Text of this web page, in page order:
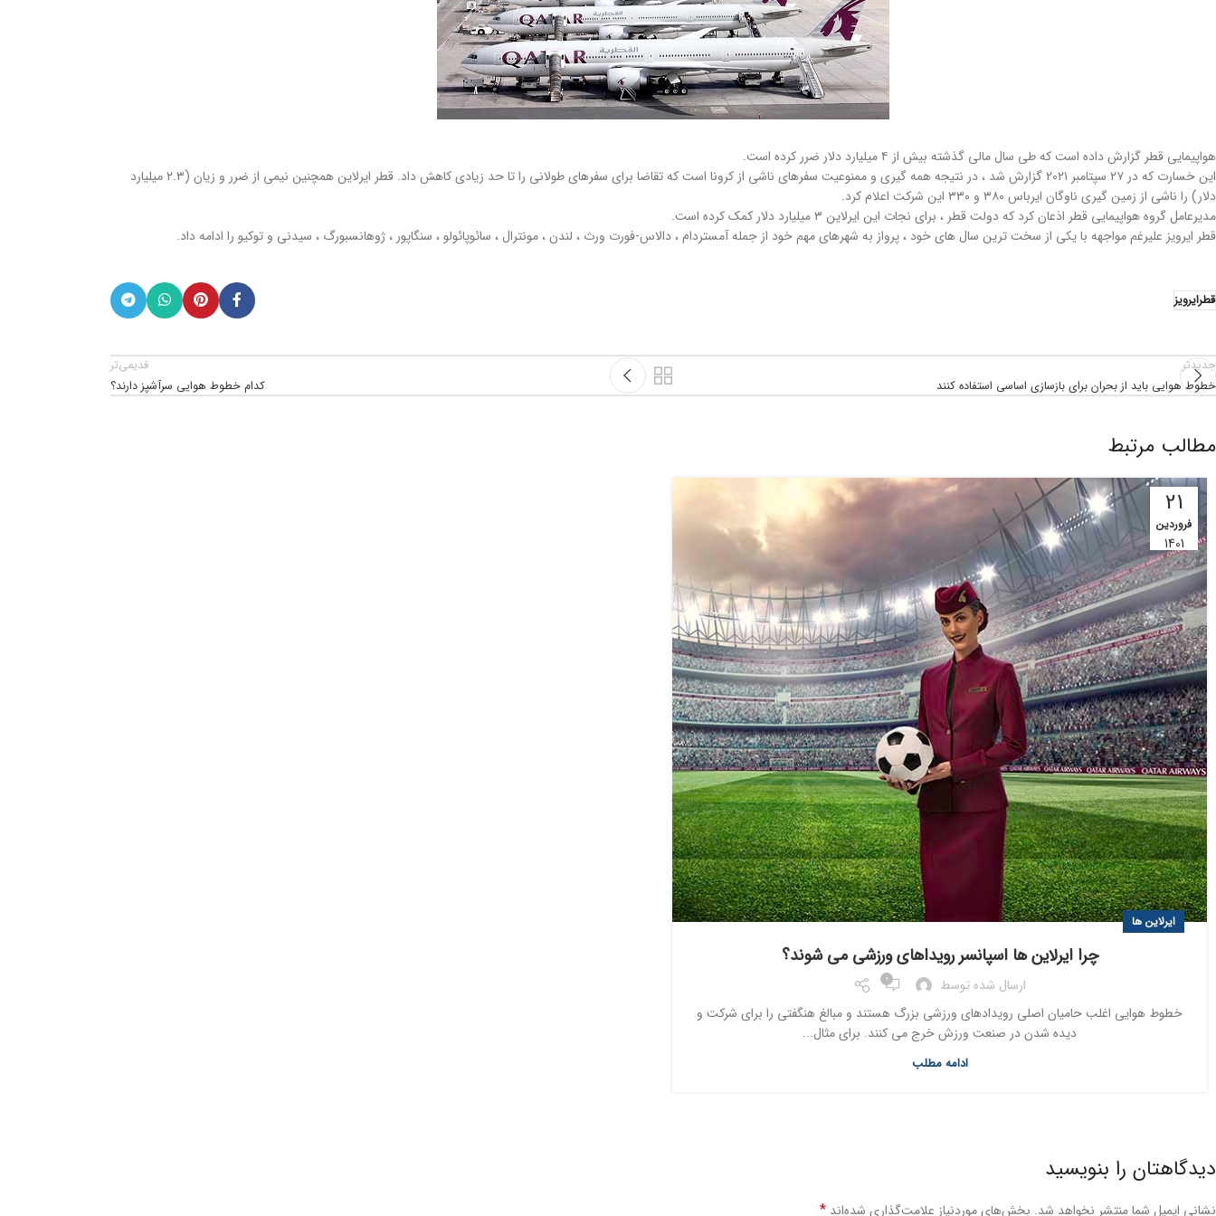
هواپیمایی قطر گزارش داده است که طی سال مالی گذشته بیش از ۴ میلیارد دلار ضرر کرده است.
این خسارت که در ۲۷ سپتامبر ۲۰۲۱ گزارش شد ، در نتیجه همه گیری و ممنوعیت سفرهای ناشی از کرونا است که تقاضا برای سفرهای طولانی را تا حد زیادی کاهش داد. قطر ایرلاین همچنین نیمی از ضرر و زیان (۲.۳ میلیارد
دلار) را ناشی از زمین گیری ناوگان ایرباس ۳۸۰ و ۳۳۰ این شرکت اعلام کرد.
مدیرعامل گروه هواپیمایی قطر اذعان کرد که دولت قطر ، برای نجات این ایرلاین ۳ میلیارد دلار کمک کرده است.
قطر ایرویز علیرغم مواجهه با یکی از سخت ترین سال های خود ، پرواز به شهرهای مهم خود از جمله آمستردام ، دالاس-فورت ورث ، لندن ، مونترال ، سائوپائولو ، سنگاپور ، ژوهانسبورگ ، سیدنی و توکیو را ادامه داد.
قطرایرویز
جدیدتر
خطوط هوایی باید از بحران برای بازسازی اساسی استفاده کنند
قدیمی‌تر
کدام خطوط هوایی سرآشپز دارند؟
مطالب مرتبط
21
فروردین
1401
ایرلاین ها
چرا ایرلاین ها اسپانسر رویداهای ورزشی می شوند؟
ارسال شده توسط 0
خطوط هوایی اغلب حامیان اصلی رویدادهای ورزشی بزرگ هستند و مبالغ هنگفتی را برای شرکت و
دیده شدن در صنعت ورزش خرج می کنند. برای مثال...
ادامه مطلب
دیدگاهتان را بنویسید
نشانی ایمیل شما منتشر نخواهد شد. بخش‌های موردنیاز علامت‌گذاری شده‌اند *